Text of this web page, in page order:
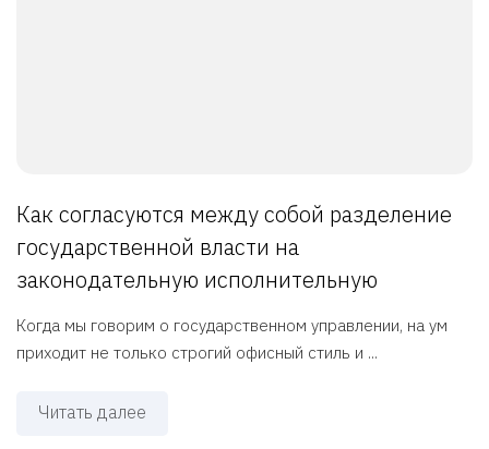
Как согласуются между собой разделение
государственной власти на
законодательную исполнительную
Когда мы говорим о государственном управлении, на ум
приходит не только строгий офисный стиль и ...
Читать далее